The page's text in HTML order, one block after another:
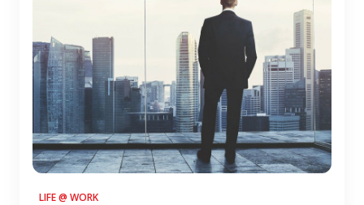
LIFE @ WORK